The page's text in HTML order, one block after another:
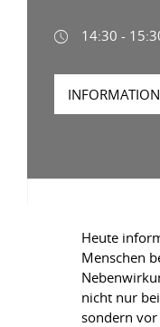
14:30 -
Heute
Menschen
nicht nur
sondern